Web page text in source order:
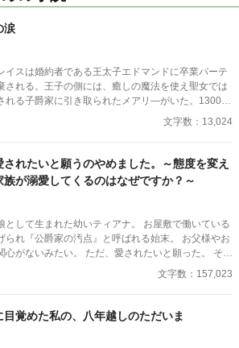
涙
イスは婚約者である王太子エドマンドに卒業パーテ
される。王子の側には、癒しの魔法を使え聖女では
れる子爵家に引き取られたメアリ―がいた。13000
。他サイトにも投稿します。
文字数：13,024
されたいと願うのやめました。～態度を変え
族が溺愛してくるのはなぜですか？～
として生まれた幼いティアナ。 お屋敷で働いている
『公爵家の汚点』と呼ばれる始末。 お父様やお
。 ただ、愛されたいと願った。 そん
を読むと自分の正体が明らかに。 ◆恋愛要素は
せんが、後半になるにつれて発展していきますので
文字数：157,023
目覚めた私の、八年越しのただいま